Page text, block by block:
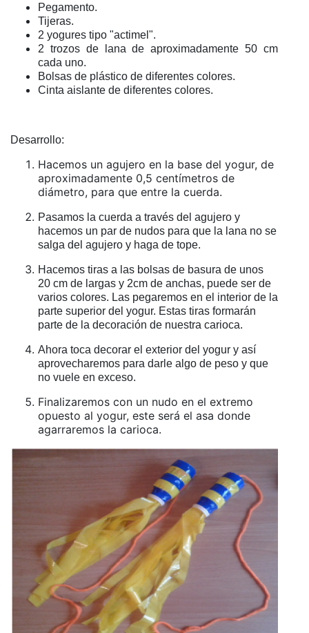
Pegamento.
Tijeras.
2 yogures tipo "actimel".
2 trozos de lana de aproximadamente 50 cm
cada uno.
Bolsas de plástico de diferentes colores.
Cinta aislante de diferentes colores.
Desarrollo:
Hacemos un agujero en la base del yogur, de
aproximadamente 0,5 centímetros de
diámetro, para que entre la cuerda.
Pasamos la cuerda a través del agujero y
hacemos un par de nudos para que la lana no se
salga del agujero y haga de tope.
Hacemos tiras a las bolsas de basura de unos
20 cm de largas y 2cm de anchas, puede ser de
varios colores. Las pegaremos en el interior de la
parte superior del yogur. Estas tiras formarán
parte de la decoración de nuestra carioca.
Ahora toca decorar el exterior del yogur y así
aprovecharemos para darle algo de peso y que
no vuele en exceso.
Finalizaremos con un nudo en el extremo
opuesto al yogur, este será el asa donde
agarraremos la carioca.